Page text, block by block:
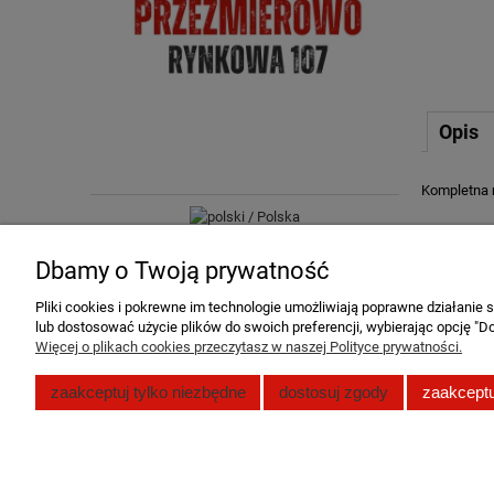
Opis
Kompletna
Pomoc
Zwroty i reklamacje
Moje konto
Twoje
Dbamy o Twoją prywatność
Pliki cookies i pokrewne im technologie umożliwiają poprawne
lub dostosować użycie plików do swoich preferencji, wybierając opcję
Więcej o plikach cookies przeczytasz w naszej Polityce prywatności.
zaakceptuj tylko niezbędne dostosuj zgody